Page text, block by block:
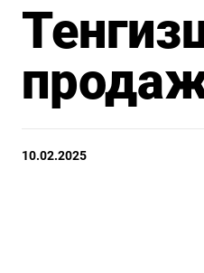
10.02.2025